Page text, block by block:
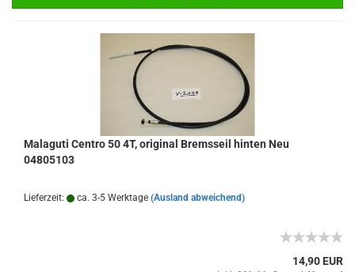
Malaguti Centro 50 4T, original Bremsseil hinten Neu
04805103
Lieferzeit: ca. 3-5 Werktage (Ausland abweichend)
14,90 EUR